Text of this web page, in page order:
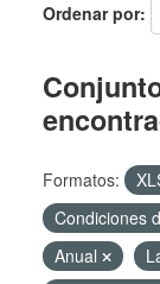
Ordenar por
Formatos:
Condiciones
Anual